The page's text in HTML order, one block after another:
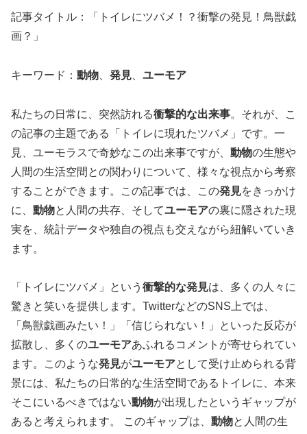
記事タイトル：「トイレにツバメ！？衝撃の発見！鳥獣戯
画？」
キーワード： 動物 発見 ユーモア
私たちの日常に、突然訪れる衝撃的な出来事。それが、こ
の記事の主題である「トイレに現れたツバメ」です。一
見、ユーモラスで奇妙なこの出来事ですが、 動物の生態や
人間の生活空間との関わりについて、様々な視点から考察
することができます。この記事では、この発見をきっかけ
に、 動物と人間の共存、そしてユーモアの裏に隠された現
実を、統計データや独自の視点も交えながら紐解いていき
ます。
「トイレにツバメ」という 衝撃的な発見は、多くの人々に
驚きと笑いを提供します。TwitterなどのSNS上では、
「鳥獣戯画みたい！」「信じられない！」といった反応が
拡散し、多くのユーモアあふれるコメントが寄せられてい
ます。このような発見がユーモアとして受け止められる背
景には、私たちの日常的な生活空間であるトイレに、本来
そこにいるべきではない動物が出現したというギャップが
あると考えられます。 このギャップは、 動物と人間の生